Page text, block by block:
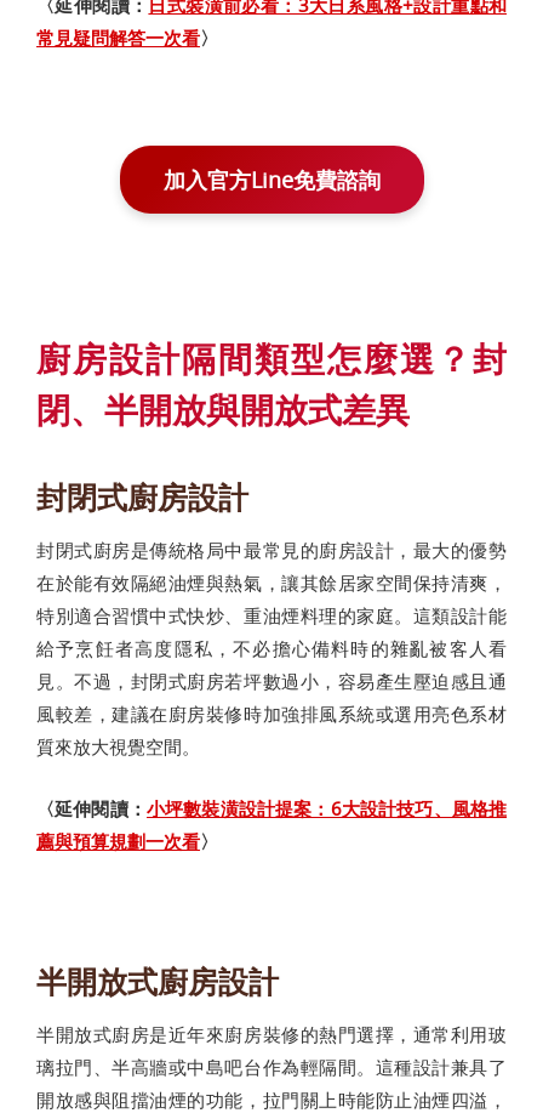
常見疑問解答一次看〉
加入官方Line免費諮詢
廚房設計隔間類型怎麼選？封
閉、半開放與開放式差異
封閉式廚房設計
封閉式廚房是傳統格局中最常見的廚房設計，最大的優勢
在於能有效隔絕油煙與熱氣，讓其餘居家空間保持清爽，
特別適合習慣中式快炒、重油煙料理的家庭。這類設計能
給予烹飪者高度隱私，不必擔心備料時的雜亂被客人看
見。不過，封閉式廚房若坪數過小，容易產生壓迫感且通
風較差，建議在廚房裝修時加強排風系統或選用亮色系材
質來放大視覺空間。
〈延伸閱讀： 小坪數裝潢設計提案：6大設計技巧、風格推
薦與預算規劃一次看〉
半開放式廚房設計
半開放式廚房是近年來廚房裝修的熱門選擇，通常利用玻
璃拉門、半高牆或中島吧台作為輕隔間。這種設計兼具了
開放感與阻擋油煙的功能，拉門關上時能防止油煙四溢，